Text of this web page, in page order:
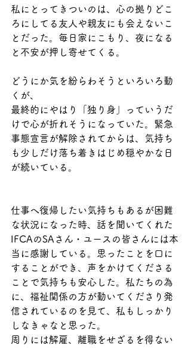
私にとってきついのは、心の拠りどこ
ろにしてる友人や親友にも会えないこ
とだった。毎日家にこもり、夜になる
と不安が押し寄せてくる。
どうにか気を紛らわそうといろいろ動
くが、
最終的にやはり「独り身」っていうだ
けで心が折れそうになっていた。緊急
事態宣言が解除されてからは、気持ち
も少しだけ落ち着きはじめ穏やかな日
が続いている。
仕事へ復帰したい気持ちもあるが困難
な状況になった時、話を聞いてくれた
IFCAのSAさん・ユースの皆さんには本
当に感謝している。思ったことを口に
することができ、声をかけてくださる
ことで気持ちも安心した。私たちの為
に、福祉関係の方が動いてくださり発
信されているのを見て、私もしっかり
しなきゃなと思った。
周りには解雇、離職をせざるを得ない